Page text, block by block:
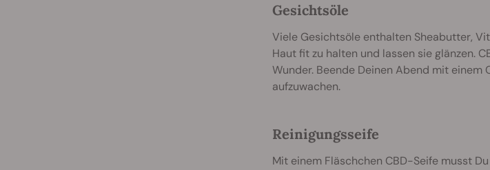
Gesichtsöle
Viele Gesichtsöle enthalten Sheabutter,
Haut fit zu halten und lassen sie glänzen.
Wunder. Beende Deinen Abend mit
aufzuwachen.
Reinigungsseife
Mit einem Fläschchen CBD-Seife musst